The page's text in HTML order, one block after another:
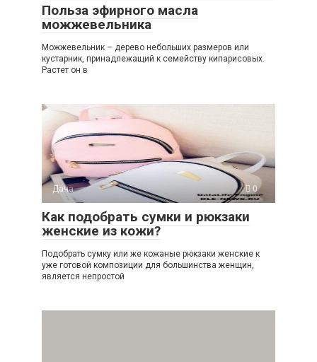
Польза эфирного масла
можжевельника
Можжевельник – дерево небольших размеров или
кустарник, принадлежащий к семейству кипарисовых.
Растет он в
Дача 0
Как подобрать сумки и рюкзаки
женские из кожи?
Подобрать сумку или же кожаные рюкзаки женские к
уже готовой композиции для большинства женщин,
является непростой